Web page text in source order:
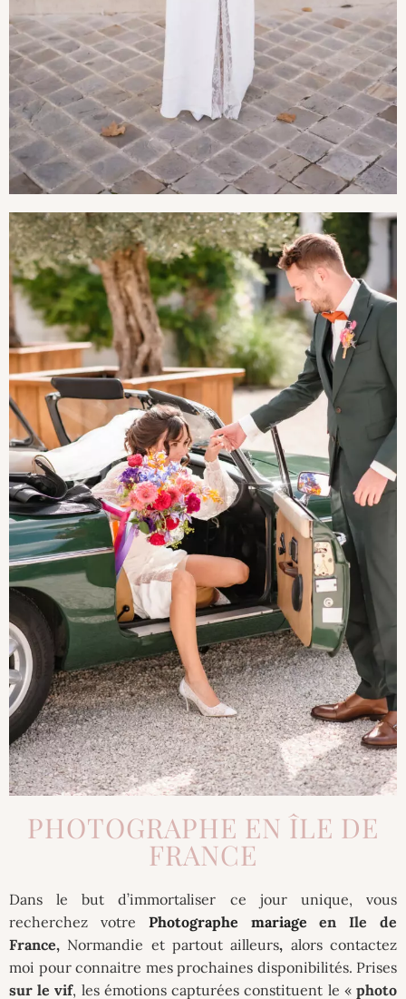
PHOTOGRAPHE EN ÎLE DE
FRANCE
Dans le but d’immortaliser ce jour unique, vous
recherchez votre Photographe mariage
en Ile de
France, Normandie et partout ailleurs, alors contactez
moi pour connaitre mes prochaines disponibilités. Prises
sur le vif, les émotions capturées constituent le «photo